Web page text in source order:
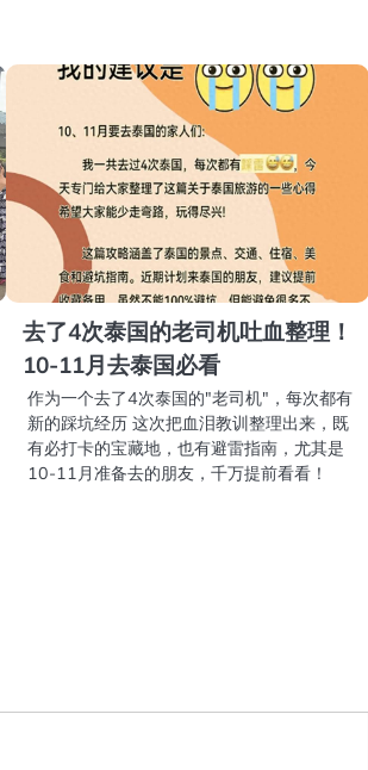
去了4次泰国的老司机吐血整理！
10-11月去泰国必看
作为一个去了4次泰国的"老司机"，每次都有
新的踩坑经历 这次把血泪教训整理出来，既
有必打卡的宝藏地，也有避雷指南，尤其是
10-11月准备去的朋友，千万提前看看！